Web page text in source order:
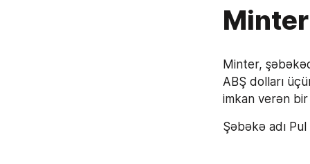
Minter,
ABŞ dolları
imkan verən
Şəbəkə adı